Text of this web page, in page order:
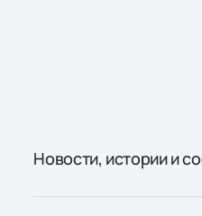
Новости, истории и